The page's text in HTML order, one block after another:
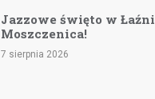
Jazzowe święto w Łaźni
Moszczenica!
7 sierpnia 2026